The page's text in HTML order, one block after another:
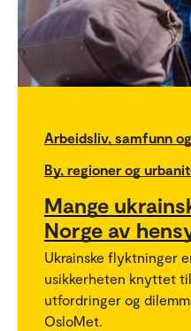
Arbeidsliv, samfunn
By, regioner og
Mange
Norge av
Ukrainske flyktninger
usikkerheten knyttet
utfordringer og
OsloMet.